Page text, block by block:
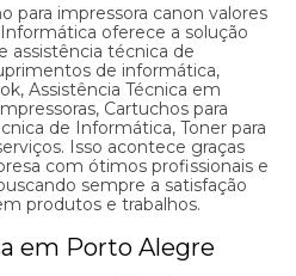
para impressora canon valores
oferece a solução
assistência técnica de
de informática,
Assistência Técnica em
Cartuchos para
de Informática, Toner para
Isso acontece graças
com ótimos profissionais e
sempre a satisfação
produtos e trabalhos.
em Porto Alegre